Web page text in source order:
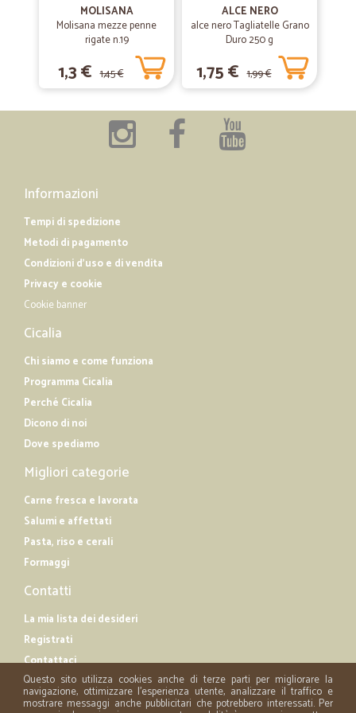
—Izabela S.
Consegna veloce e chiusa molto bene…
Consegna veloce e chiusa molto bene (c'era parecchio vetro)
—Gesuino A.
Ottimo venditore, ottima scelta di prodotti, prezzi concorrenziali e
spedizione velocissima.
MOLISANA
Molisana mezze penne
rigate n.19
1,3 € 1,45 €
ALCE NERO
alce nero Tagliatelle Grano
Duro 250 g
1,75 € 1,99 €
Informazioni
Tempi di spedizione
Metodi di pagamento
Condizioni d'uso e di vendita
Privacy e cookie
Cookie banner
Cicalia
Chi siamo e come funziona
Programma Cicalia
Perché Cicalia
Dicono di noi
Dove spediamo
Migliori categorie
Carne fresca e lavorata
Salumi e affettati
Pasta, riso e cerali
Formaggi
Contatti
La mia lista dei desideri
Registrati
Contattaci
Questo sito utilizza cookies anche di terze parti per migliorare la
navigazione, ottimizzare l'esperienza utente, analizzare il traffico e
mostrare messaggi anche pubblicitari che potrebbero interessati. Per